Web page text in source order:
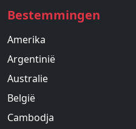
Bestemmingen
Amerika
Argentinië
Australie
België
Cambodja